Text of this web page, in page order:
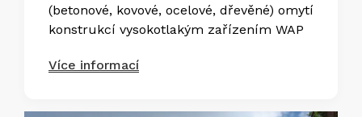
(betonové, kovové, ocelové, dřevěné) omytí
konstrukcí vysokotlakým zařízením WAP
Více informací